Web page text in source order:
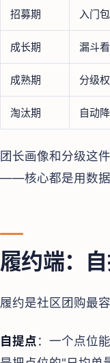
招募期 入门
成长期 漏斗
成熟期 分级
淘汰期 自动
团长画像和分级这
——核心都是用数据
履约端：
履约是社区团购最
自提点 ：一个点位